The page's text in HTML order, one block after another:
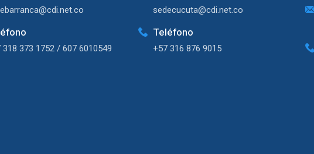
318 373 1752 / 607 6010549
sedecucuta@cdi.net.co
Teléfono
+57 316 876 9015